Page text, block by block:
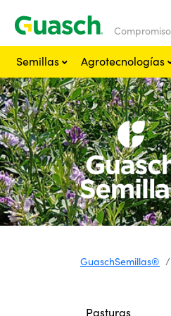
Semillas
Agrotecnologías
GuaschSemillas®
Pasturas